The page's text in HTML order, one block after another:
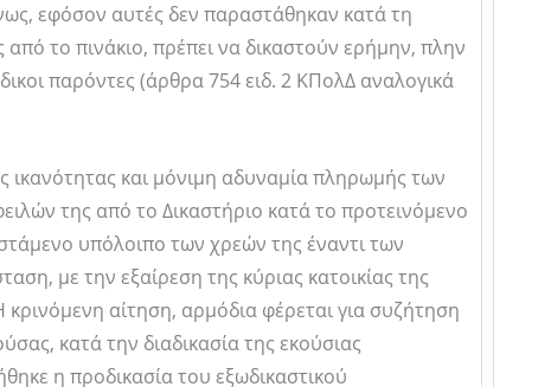
εφόσον αυτές δεν παραστάθηκαν κατά τη
το πινάκιο, πρέπει να δικαστούν ερήμην, πλην
παρόντες (άρθρα 754 ειδ. 2 ΚΠολΔ αναλογικά
ικανότητας και μόνιμη αδυναμία πληρωμής των
της από το Δικαστήριο κατά το προτεινόμενο
υπόλοιπο των χρεών της έναντι των
με την εξαίρεση της κύριας κατοικίας της
αίτηση, αρμόδια φέρεται για συζήτηση
κατά την διαδικασία της εκούσιας
η προδικασία του εξωδικαστικού